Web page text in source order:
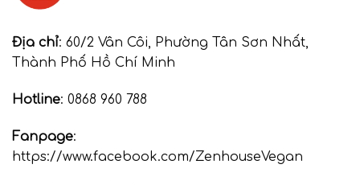
Địa chỉ: 60/2 Vân Côi, Phường Tân Sơn Nhất,
Thành Phố Hồ Chí Minh
Hotline: 0868 960 788
Fanpage:
https://www.facebook.com/ZenhouseVegan